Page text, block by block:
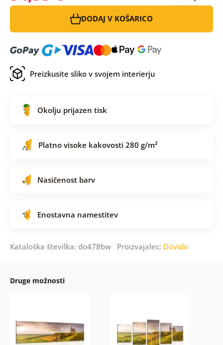
DODAJ V KOŠARICO
Preizkusite sliko v svojem interierju
Okolju prijazen tisk
Platno visoke kakovosti 280 g/m²
Nasičenost barv
Enostavna namestitev
Kataloška številka: do478bw Proizvajalec: Dovido
Druge možnosti